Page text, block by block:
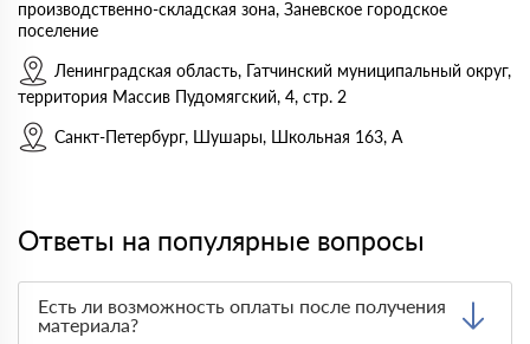
производственно-складская зона, Заневское городское
поселение
Ленинградская область, Гатчинский муниципальный округ,
территория Массив Пудомягский, 4, стр. 2
Санкт-Петербург, Шушары, Школьная 163, А
Ответы на популярные вопросы
Есть ли возможность оплаты после получения
материала?